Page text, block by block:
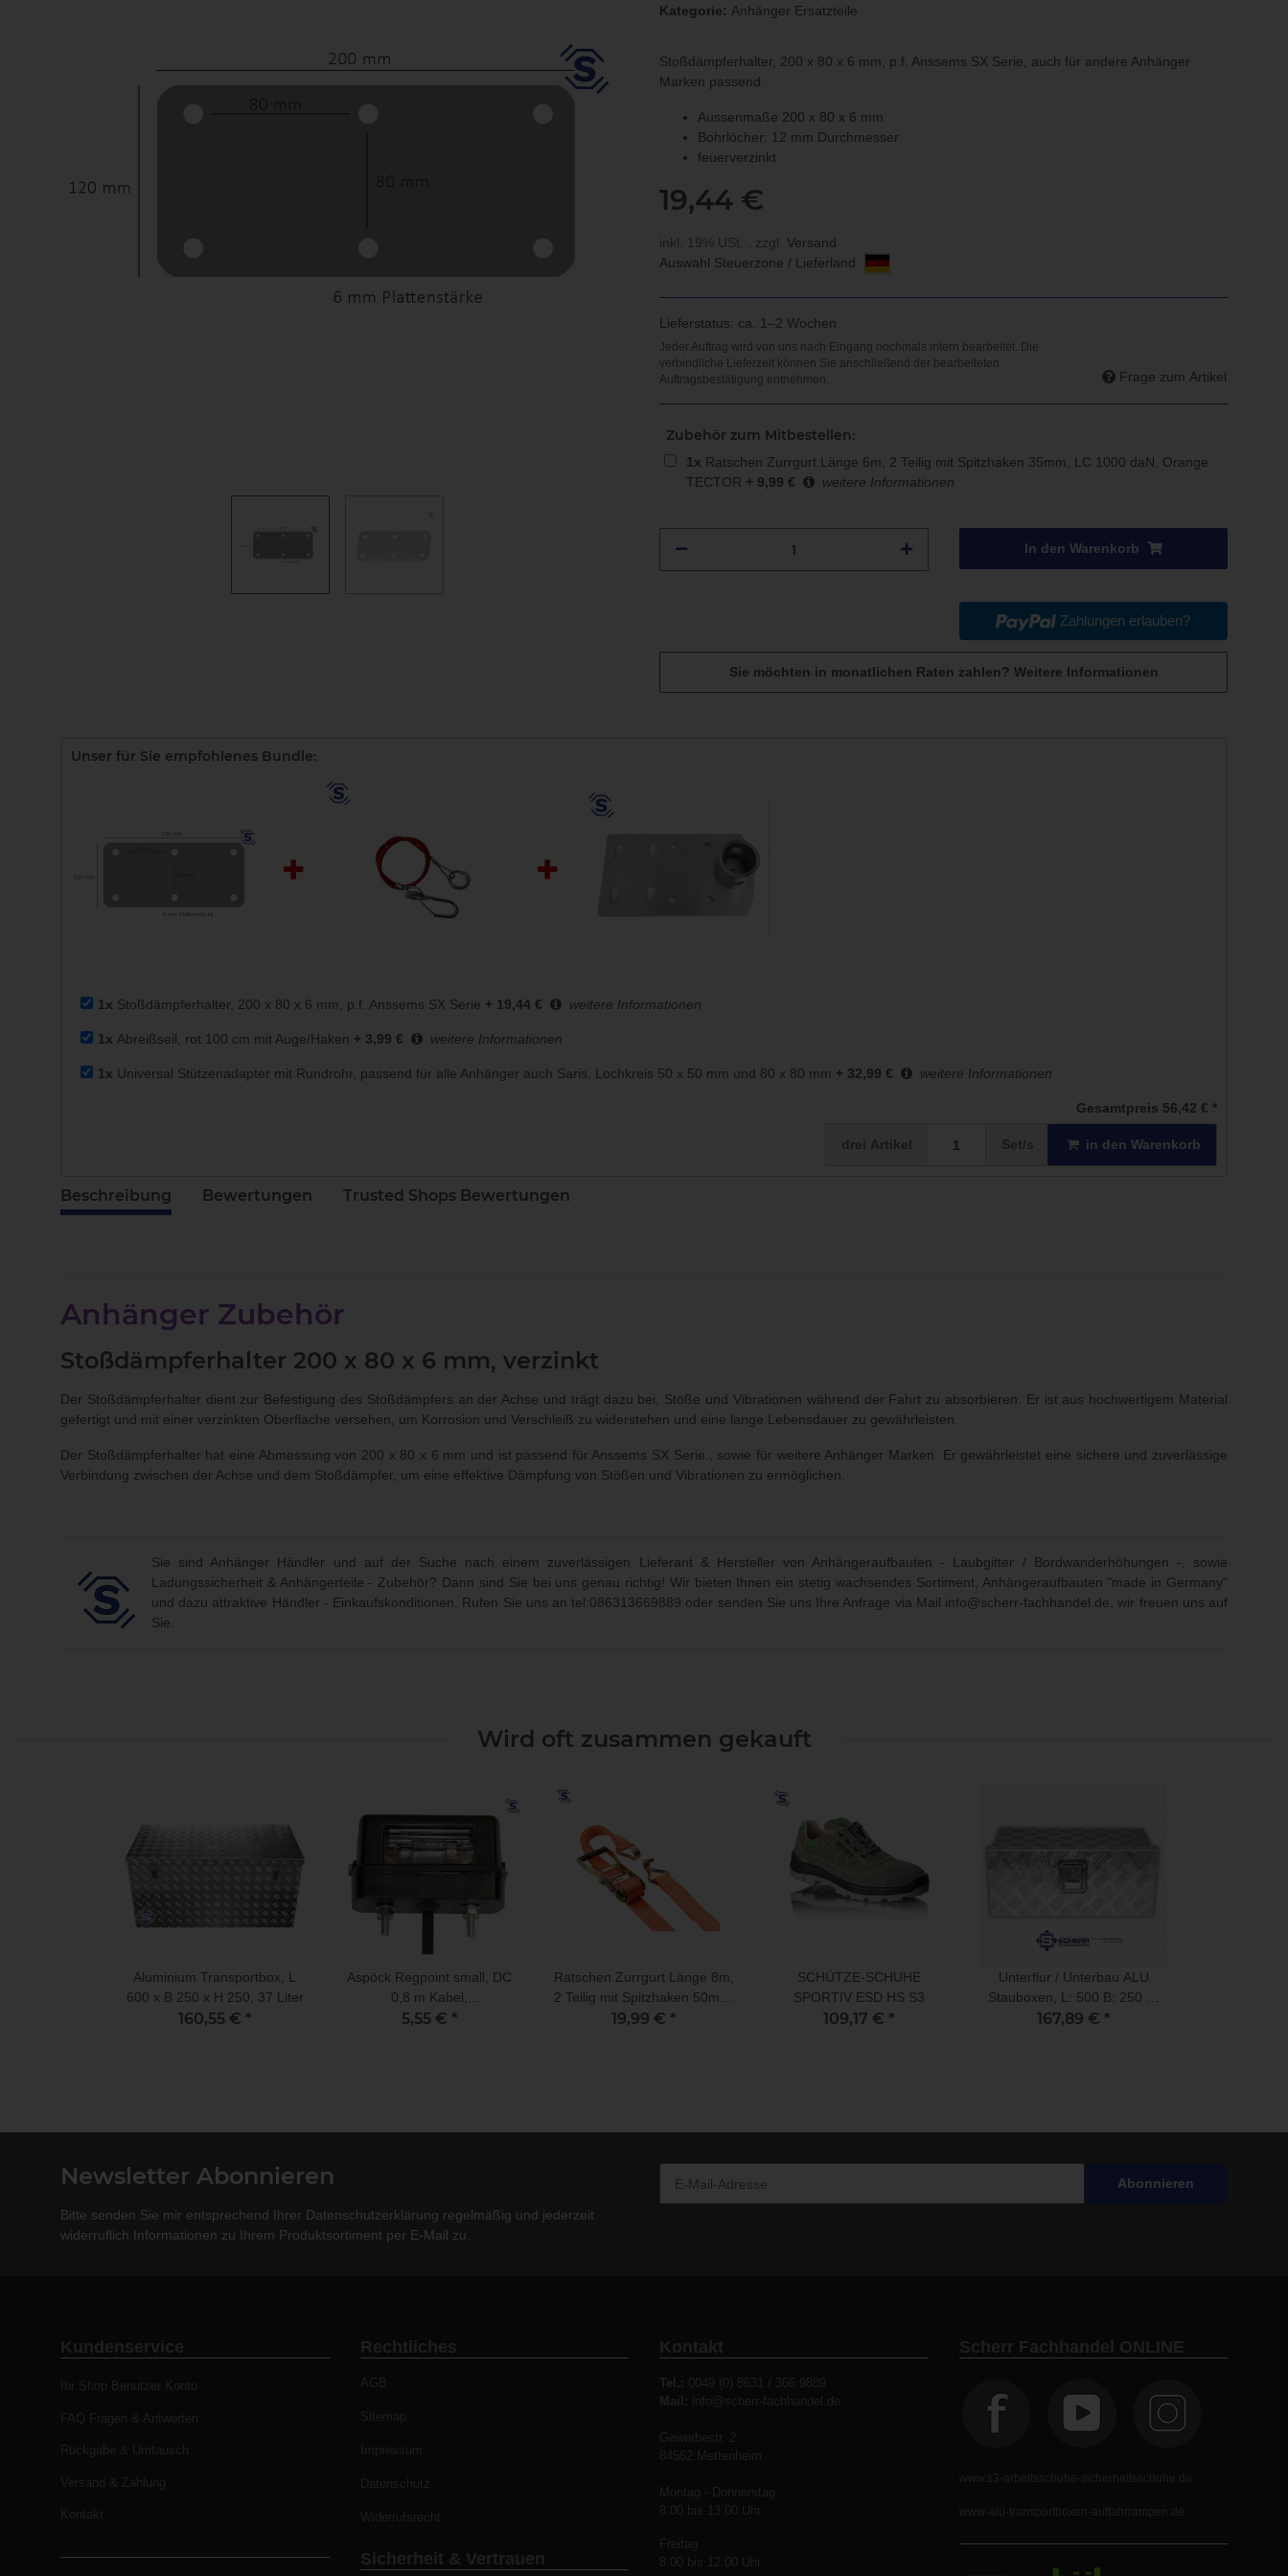
Kategorie: Anhänger Ersatzteile
Stoßdämpferhalter, 200 x 80 x 6 mm, p.f. Anssems SX Serie, auch für andere Anhänger
Marken passend.
Aussenmaße 200 x 80 x 6 mm
Bohrlöcher: 12 mm Durchmesser
feuerverzinkt
19,44 €
inkl. 19% USt. , zzgl. Versand
Auswahl Steuerzone / Lieferland
Lieferstatus: ca. 1–2 Wochen
Frage zum Artikel
Zubehör zum Mitbestellen:
1x Ratschen Zurrgurt Länge 6m, 2 Teilig mit Spitzhaken 35mm, LC 1000 daN, Orange
TECTOR + 9,99 € weitere Informationen
In den Warenkorb
Zahlungen erlauben?
Sie möchten in monatlichen Raten zahlen? Weitere Informationen
Unser für Sie empfohlenes Bundle:
1x Stoßdämpferhalter, 200 x 80 x 6 mm, p.f. Anssems SX Serie + 19,44 € weitere Informationen
1x Abreißseil, rot 100 cm mit Auge/Haken + 3,99 € weitere Informationen
1x Universal Stützenadapter mit Rundrohr, passend für alle Anhänger auch Saris, Lochkreis 50 x 50 mm und 80 x 80 mm + 32,99 € weitere Informationen
Gesamtpreis 56,42 € *
drei Artikel Set/s in den Warenkorb
Beschreibung Bewertungen Trusted Shops Bewertungen
Anhänger Zubehör
Stoßdämpferhalter 200 x 80 x 6 mm, verzinkt
Der Stoßdämpferhalter dient zur Befestigung des Stoßdämpfers an der Achse und trägt dazu bei, Stöße und Vibrationen während der Fahrt zu absorbieren. Er ist aus hochwertigem Material
gefertigt und mit einer verzinkten Oberfläche versehen, um Korrosion und Verschleiß zu widerstehen und eine lange Lebensdauer zu gewährleisten.
Der Stoßdämpferhalter hat eine Abmessung von 200 x 80 x 6 mm und ist passend für Anssems SX Serie., sowie für weitere Anhänger Marken. Er gewährleistet eine sichere und zuverlässige
Verbindung zwischen der Achse und dem Stoßdämpfer, um eine effektive Dämpfung von Stößen und Vibrationen zu ermöglichen.
Sie sind Anhänger Händler und auf der Suche nach einem zuverlässigen Lieferant & Hersteller von Anhängeraufbauten - Laubgitter / Bordwanderhöhungen -, sowie
Ladungssicherheit & Anhängerteile - Zubehör? Dann sind Sie bei uns genau richtig! Wir bieten Ihnen ein stetig wachsendes Sortiment, Anhängeraufbauten "made in Germany"
und dazu attraktive Händler - Einkaufskonditionen. Rufen Sie uns antel:086313669889 oder senden Sie uns Ihre Anfrage via Mail info@scherr-fachhandel.de, wir freuen uns auf
Sie.
Wird oft zusammen gekauft
Aluminium Transportbox, L
600 x B 250 x H 250, 37 Liter
160,55 € *
Aspöck Regpoint small, DC
0,8 m Kabel,
Kennzeichenleuchte
5,55 € *
Ratschen Zurrgurt Länge 8m,
2 Teilig mit Spitzhaken 50mm,
LC 2000 daN, Orange
19,99 € *
SCHÜTZE-SCHUHE
SPORTIV ESD HS S3
109,17 € *
Unterflur / Unterbau ALU
Stauboxen, L: 500 B: 250 H:
230, 28 Liter
167,89 € *
Newsletter Abonnieren
Bitte senden Sie mir entsprechend Ihrer Datenschutzerklärung regelmäßig und jederzeit
widerruflich Informationen zu Ihrem Produktsortiment per E-Mail zu.
Abonnieren